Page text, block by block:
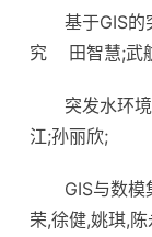
基于GIS
究 田智慧;武
突发水环
江;孙丽欣;
GIS与数
荣,徐健,姚琪,